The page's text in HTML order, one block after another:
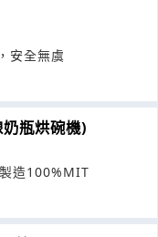
認證，安全無虞
瓶烘碗機)
造100%MIT